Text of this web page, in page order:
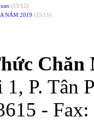
(13/12)
NĂM 2019 (15/11)
Chăn
1, P. Tân
-